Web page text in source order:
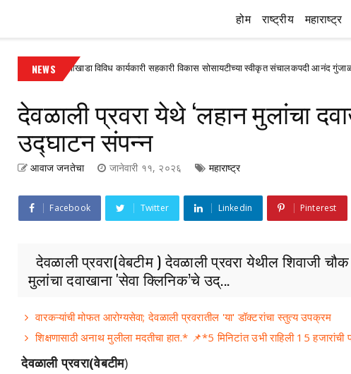
होम राष्ट्रीय महाराष्ट्र
NEWS
आखाडा विविध कार्यकारी सहकारी विकास सोसायटीच्या स्वीकृत संचालकपदी आनंद गुंजाळ यांची
देवळाली प्रवरा येथे ‘लहान मुलांचा
उद्घाटन संपन्न
आवाज जनतेचा जानेवारी ११, २०२६ महाराष्ट्र
Facebook Twitter Linkedin Pinterest
देवळाली प्रवरा(वेबटीम ) देवळाली प्रवरा येथील शिवाजी
मुलांचा दवाखाना 'सेवा क्लिनिक’चे उद्...
वारकऱ्यांची मोफत आरोग्यसेवा; देवळाली प्रवरातील 'या' डॉक्टरांचा स्तुत्य उपक्रम
शिक्षणासाठी अनाथ मुलीला मदतीचा हात.* 📌*5 मिनिटांत उभी राहिली 15 हजारांची
देवळाली प्रवरा(वेबटीम)